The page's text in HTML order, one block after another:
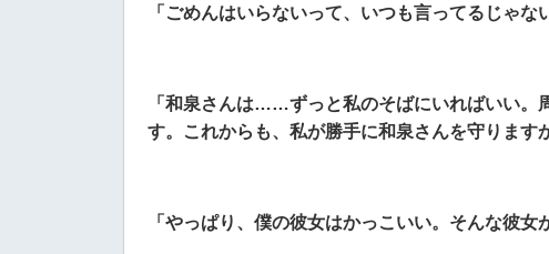
「ごめんはいらないって、いつも言ってるじゃな
「和泉さんは……ずっと私のそばにいればいい。
す。これからも、私が勝手に和泉さんを守ります
「やっぱり、僕の彼女はかっこいい。そんな彼